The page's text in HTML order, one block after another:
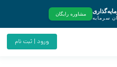
ورود | ثبت نام